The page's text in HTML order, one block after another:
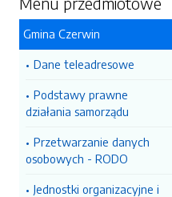
Gmina Czerwin
Dane teleadresowe
Podstawy prawne
działania samorządu
Przetwarzanie danych
osobowych - RODO
Jednostki organizacyjne i